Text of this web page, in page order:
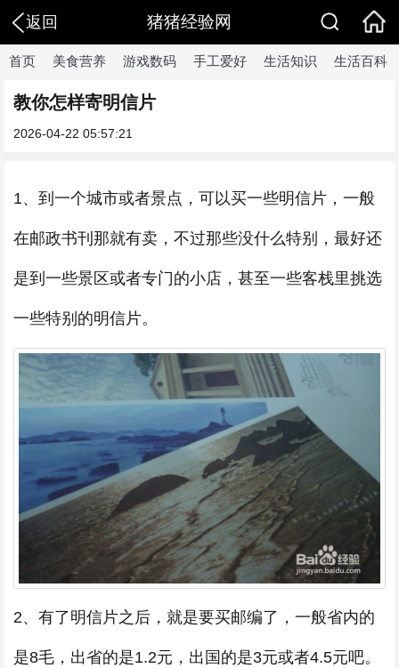
返回 猪猪经验网
首页 美食营养 游戏数码 手工爱好 生活知识 生活百科
教你怎样寄明信片
2026-04-22 05:57:21
1、到一个城市或者景点，可以买一些明信片，一般
在邮政书刊那就有卖，不过那些没什么特别，最好还
是到一些景区或者专门的小店，甚至一些客栈里挑选
一些特别的明信片。
2、有了明信片之后，就是要买邮编了，一般省内的
是8毛，出省的是1.2元，出国的是3元或者4.5元吧。